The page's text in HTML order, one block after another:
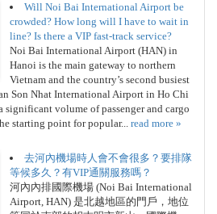
Will Noi Bai International Airport be
crowded? How long will I have to wait in
line? Is there a VIP fast-track service?
Noi Bai International Airport (HAN) in
Hanoi is the main gateway to northern
Vietnam and the country’s second busiest
Son Nhat International Airport in Ho Chi
volume of passenger and cargo
starting point for popular... read more »
去河內機場時人會不會很多？要排隊
等候多久？有VIP通關服務嗎？
河內內排國際機場 (Noi Bai International
Airport, HAN) 是北越地區的門戶，地位